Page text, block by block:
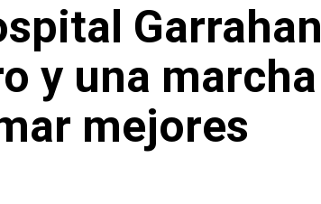
Garrahan
y una marcha
mejores